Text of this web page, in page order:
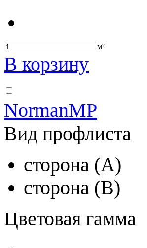
м²
В корзину
NormanMP
Вид профлиста
сторона (A)
сторона (B)
Цветовая гамма